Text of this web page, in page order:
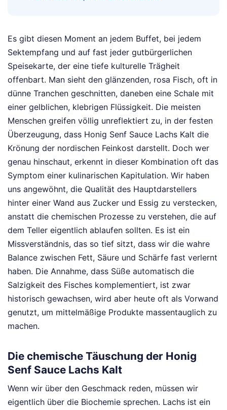
Es gibt diesen Moment an jedem Buffet, bei jedem
Sektempfang und auf fast jeder gutbürgerlichen
Speisekarte, der eine tiefe kulturelle Trägheit
offenbart. Man sieht den glänzenden, rosa Fisch, oft in
dünne Tranchen geschnitten, daneben eine Schale mit
einer gelblichen, klebrigen Flüssigkeit. Die meisten
Menschen greifen völlig unreflektiert zu, in der festen
Überzeugung, dass Honig Senf Sauce Lachs Kalt die
Krönung der nordischen Feinkost darstellt. Doch wer
genau hinschaut, erkennt in dieser Kombination oft das
Symptom einer kulinarischen Kapitulation. Wir haben
uns angewöhnt, die Qualität des Hauptdarstellers
hinter einer Wand aus Zucker und Essig zu verstecken,
anstatt die chemischen Prozesse zu verstehen, die auf
dem Teller eigentlich ablaufen sollten. Es ist ein
Missverständnis, das so tief sitzt, dass wir die wahre
Balance zwischen Fett, Säure und Schärfe fast verlernt
haben. Die Annahme, dass Süße automatisch die
Salzigkeit des Fisches komplementiert, ist zwar
historisch gewachsen, wird aber heute oft als Vorwand
genutzt, um mittelmäßige Produkte massentauglich zu
machen.
Die chemische Täuschung der Honig
Senf Sauce Lachs Kalt
Wenn wir über den Geschmack reden, müssen wir
eigentlich über die Biochemie sprechen. Lachs ist ein